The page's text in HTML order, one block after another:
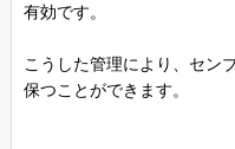
有効です。
こうした管理により、セン
保つことができます。